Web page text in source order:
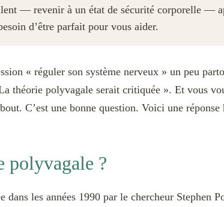
— revenir à un état de sécurité corporelle —
d’être parfait pour vous aider.
« réguler son système nerveux » un peu
théorie polyvagale serait critiquée ». Et vous
C’est une bonne question. Voici une réponse
polyvagale ?
dans les années 1990 par le chercheur Stephen